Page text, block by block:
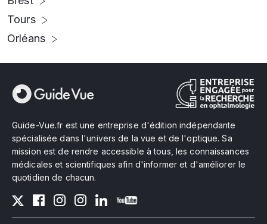
Tours
Orléans
Guide-Vue.fr est une entreprise d'édition indépendante
spécialisée dans l'univers de la vue et de l'optique. Sa
mission est de rendre accessible à tous, les connaissances
médicales et scientifiques afin d'informer et d'améliorer le
quotidien de chacun.